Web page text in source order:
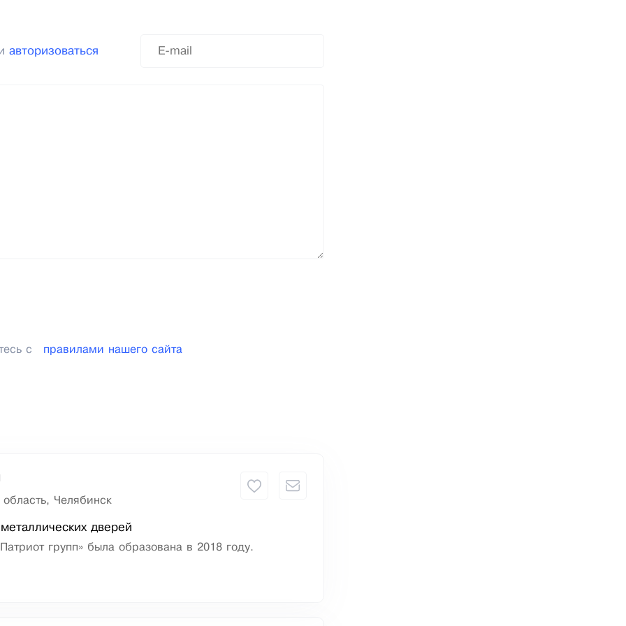
авторизоваться
с правилами нашего сайта
Челябинск
дверей
групп» была образована в 2018 году.